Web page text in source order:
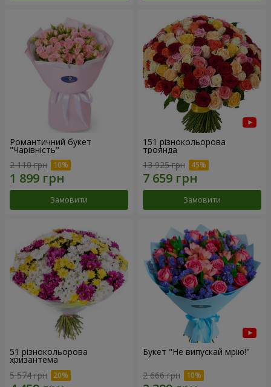
Романтичний букет
"Чарівність"
2 110 грн
Замовити
151 різнокольорова
троянда
13 925 грн
Замовити
51 різнокольорова
хризантема
5 574 грн
Букет "Не випускай мрію!"
2 666 грн